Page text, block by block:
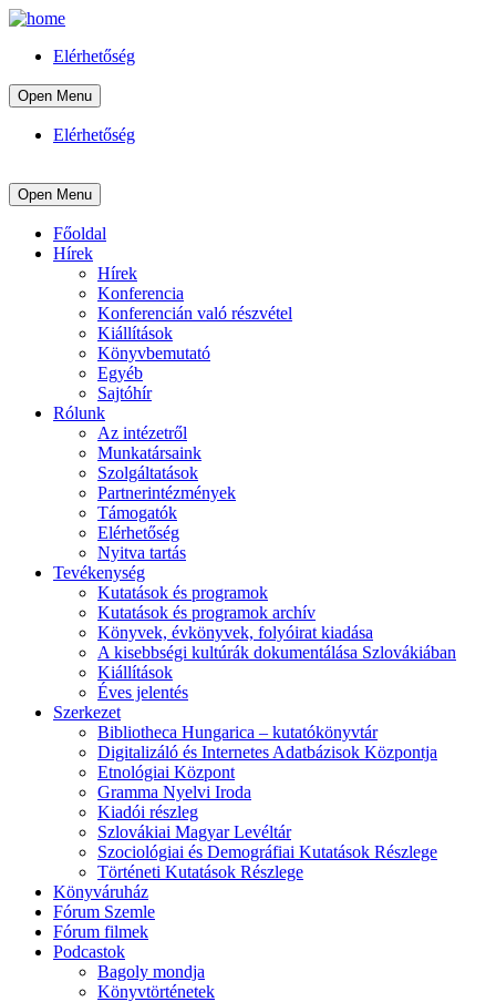
Elérhetőség
Open Menu
Elérhetőség
Open Menu
Főoldal
Hírek
Hírek
Konferencia
Konferencián való részvétel
Kiállítások
Könyvbemutató
Egyéb
Sajtóhír
Rólunk
Az intézetről
Munkatársaink
Szolgáltatások
Partnerintézmények
Támogatók
Elérhetőség
Nyitva tartás
Tevékenység
Kutatások és programok
Kutatások és programok archív
Könyvek, évkönyvek, folyóirat kiadása
A kisebbségi kultúrák dokumentálása Szlovákiában
Kiállítások
Éves jelentés
Szerkezet
Bibliotheca Hungarica – kutatókönyvtár
Digitalizáló és Internetes Adatbázisok Központja
Etnológiai Központ
Gramma Nyelvi Iroda
Kiadói részleg
Szlovákiai Magyar Levéltár
Szociológiai és Demográfiai Kutatások Részlege
Történeti Kutatások Részlege
Könyváruház
Fórum Szemle
Fórum filmek
Podcastok
Bagoly mondja
Könyvtörténetek